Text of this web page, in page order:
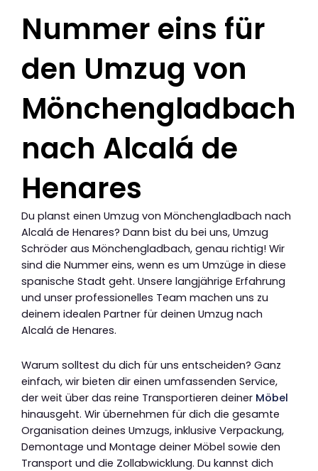
Nummer eins für
den Umzug von
Mönchengladbach
nach Alcalá de
Henares
Du planst einen Umzug von Mönchengladbach nach
Alcalá de Henares? Dann bist du bei uns, Umzug
Schröder aus Mönchengladbach, genau richtig! Wir
sind die Nummer eins, wenn es um Umzüge in diese
spanische Stadt geht. Unsere langjährige Erfahrung
und unser professionelles Team machen uns zu
deinem idealen Partner für deinen Umzug nach
Alcalá de Henares.
Warum solltest du dich für uns entscheiden? Ganz
einfach, wir bieten dir einen umfassenden Service,
der weit über das reine Transportieren deiner Möbel
hinausgeht. Wir übernehmen für dich die gesamte
Organisation deines Umzugs, inklusive Verpackung,
Demontage und Montage deiner Möbel sowie den
Transport und die Zollabwicklung. Du kannst dich